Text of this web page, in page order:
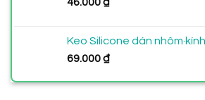
Keo Silicone dán
69.000₫